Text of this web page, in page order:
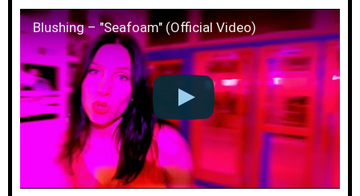
Blushing – "Seafoam" (Official Video)